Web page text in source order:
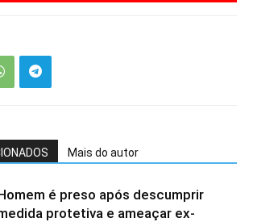
Mais do autor
é preso após descumprir
protetiva e ameaçar ex-